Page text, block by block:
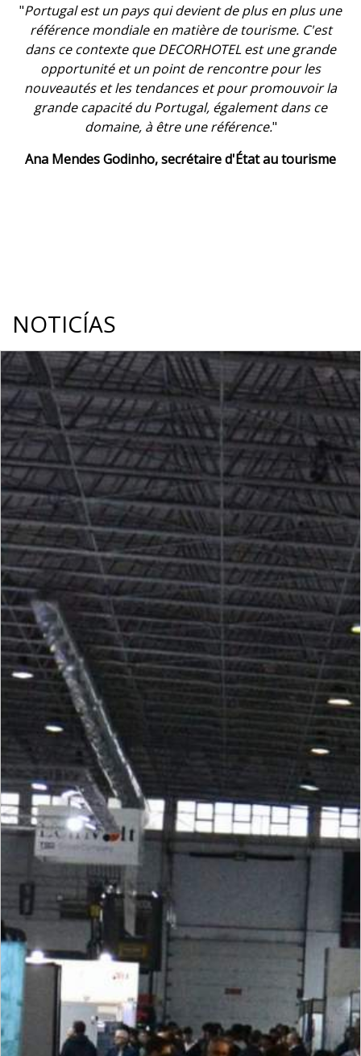
"En participant à des événements comme STONE, les
entreprises augmentent la visibilité du secteur dans
la société portugaise et internationale. C'est un coup
de pouce à la reconnaissance d'un secteur
stratégique pour l'économie nationale".
Jorge Mira Amaral, président d'ANIET
NOTICÍAS